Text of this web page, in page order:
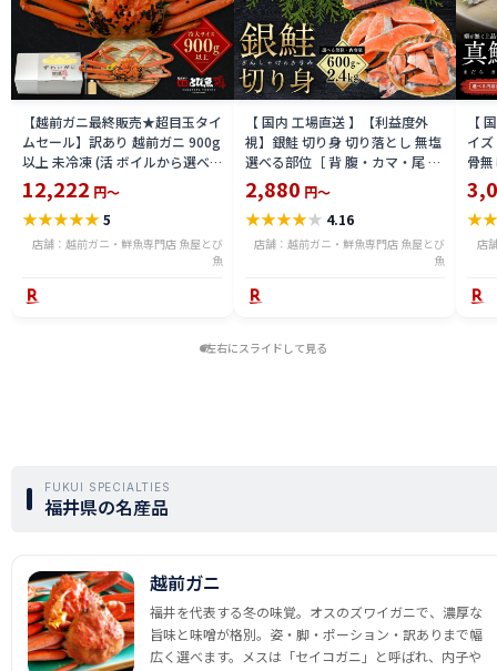
【越前ガニ最終販売★超目玉タイ
ムセール】訳あり 越前ガニ 900g
以上 未冷凍 (活 ボイルから選べ
る) 福井県産 国産 産地直送 脚折
れ 訳ありカニ 越前がに ズワイガ
ニ 越前 かに 送料無料 etz-900w
12,222 円～
★★★★★5
店舗：越前ガニ・鮮魚専門店 魚屋とび
魚
【 国内 工場直送 】【利益度外
視】銀鮭 切り身 切り落とし 無塩
選べる部位［ 背 腹・カマ・尾 ］
600g〜2.4kg 骨取り・骨無し 骨
あり 切り落とし 骨取り・骨無し
切身 ses2301-12ka
2,880 円～
★★★★★ 4.16
店舗：越前ガニ・鮮魚専門店 魚屋とび
魚
【
イ
骨
(真
ライ
★
店
左右にスライドして見る
FUKUI SPECIALTIES
福井県の名産品
越前ガニ
福井を代表する冬の味覚。オスのズワイガニで、濃厚な
旨味と味噌が格別。姿・脚・ポーション・訳ありまで幅
広く選べます。メスは「セイコガニ」と呼ばれ、内子や